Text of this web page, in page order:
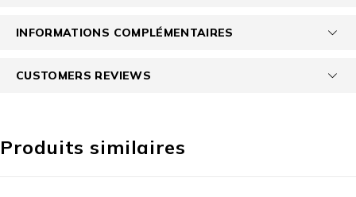
INFORMATIONS COMPLÉMENTAIRES
CUSTOMERS REVIEWS
Produits similaires